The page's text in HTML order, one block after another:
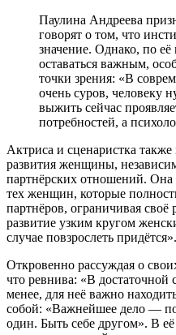
Паулина Андреева
говорят о том, что
значение. Однако, по
оставаться важным,
точки зрения: «В
очень суров, человеку
выжить сейчас
потребностей, а
Актриса и сценаристка
развития женщины,
партнёрских отношений.
тех женщин, которые
партнёров, ограничивая своё
развитие узким кругом
случае повзрослеть придётся».
Откровенно рассуждая о
что ревнива: «В достаточной
менее, для неё важно
собой: «Важнейшее дело —
один. Быть себе другом». В её